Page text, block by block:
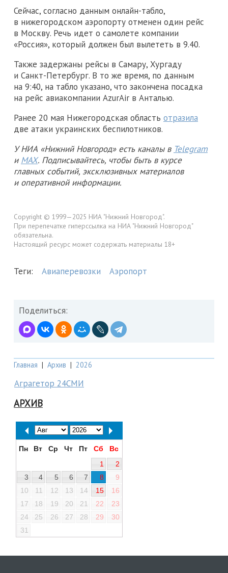
Сейчас, согласно данным онлайн-табло,
в нижегородском аэропорту отменен один рейс
в Москву. Речь идет о самолете компании
«Россия», который должен был вылететь в 9.40.
Также задержаны рейсы в Самару, Хургаду
и Санкт-Петербург. В то же время, по данным
на 9:40, на табло указано, что закончена посадка
на рейс авиакомпании AzurAir в Анталью.
Ранее 20 мая Нижегородская область отразила
две атаки украинских беспилотников.
У НИА «Нижний Новгород» есть каналы в Telegram
и MAX. Подписывайтесь, чтобы быть в курсе
главных событий, эксклюзивных материалов
и оперативной информации.
Copyright © 1999—2025 НИА "Нижний Новгород".
При перепечатке гиперссылка на НИА "Нижний Новгород"
обязательна.
Настоящий ресурс может содержать материалы 18+
Теги: Авиаперевозки Аэропорт
Поделиться:
Главная | Архив | 2026
Аграгетор 24СМИ
АРХИВ
Пн Вт Ср Чт Пт Сб
Вс
1
2
3
4 5 6 7 8
9
10
11 12 13 14 15
16
17
18 19 20 21 22
23
24
25 26 27 28 29
30
31